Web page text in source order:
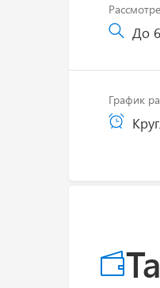
До
График